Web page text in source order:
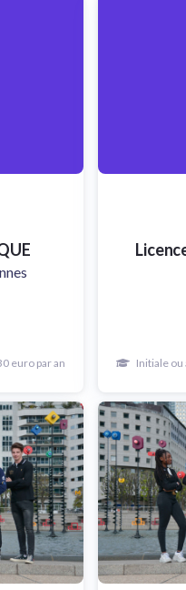
euro par an Initiale ou